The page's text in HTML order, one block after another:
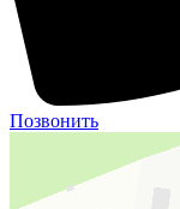
Позвонить